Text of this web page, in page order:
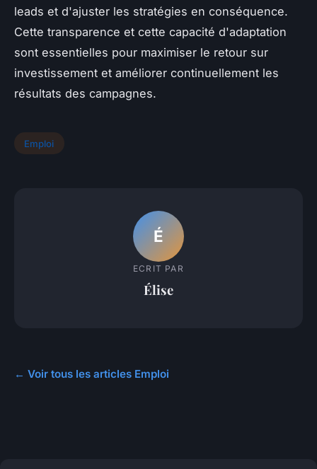
leads et d'ajuster les stratégies en conséquence.
Cette transparence et cette capacité d'adaptation
sont essentielles pour maximiser le retour sur
investissement et améliorer continuellement les
résultats des campagnes.
Emploi
É
ECRIT PAR
Élise
← Voir tous les articles Emploi